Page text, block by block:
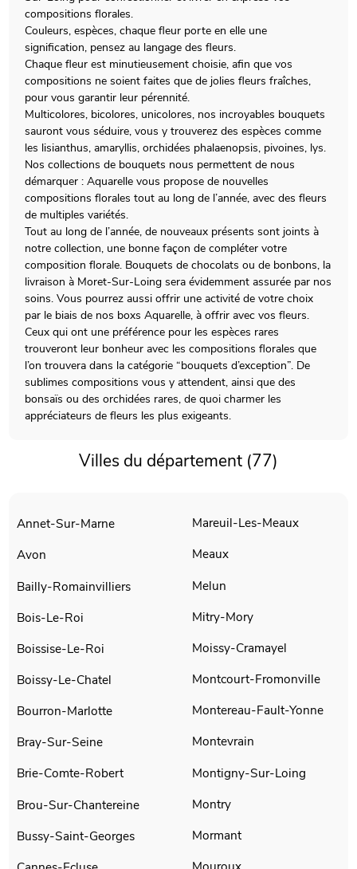
compositions florales.
Couleurs, espèces, chaque fleur porte en elle une
signification, pensez au langage des fleurs.
Chaque fleur est minutieusement choisie, afin que vos
compositions ne soient faites que de jolies fleurs fraîches,
pour vous garantir leur pérennité.
Multicolores, bicolores, unicolores, nos incroyables bouquets
sauront vous séduire, vous y trouverez des espèces comme
les lisianthus, amaryllis, orchidées phalaenopsis, pivoines, lys.
Nos collections de bouquets nous permettent de nous
démarquer : Aquarelle vous propose de nouvelles
compositions florales tout au long de l’année, avec des fleurs
de multiples variétés.
Tout au long de l’année, de nouveaux présents sont joints à
notre collection, une bonne façon de compléter votre
composition florale. Bouquets de chocolats ou de bonbons, la
livraison à Moret-Sur-Loing sera évidemment assurée par nos
soins. Vous pourrez aussi offrir une activité de votre choix
par le biais de nos boxs Aquarelle, à offrir avec vos fleurs.
Ceux qui ont une préférence pour les espèces rares
trouveront leur bonheur avec les compositions florales que
l’on trouvera dans la catégorie “bouquets d’exception”. De
sublimes compositions vous y attendent, ainsi que des
bonsaïs ou des orchidées rares, de quoi charmer les
appréciateurs de fleurs les plus exigeants.
Villes du département (77)
Annet-Sur-Marne
Avon
Bailly-Romainvilliers
Bois-Le-Roi
Boissise-Le-Roi
Boissy-Le-Chatel
Bourron-Marlotte
Bray-Sur-Seine
Brie-Comte-Robert
Brou-Sur-Chantereine
Bussy-Saint-Georges
Mareuil-Les-Meaux
Meaux
Melun
Mitry-Mory
Moissy-Cramayel
Montcourt-Fromonville
Montereau-Fault-Yonne
Montevrain
Montigny-Sur-Loing
Montry
Mormant